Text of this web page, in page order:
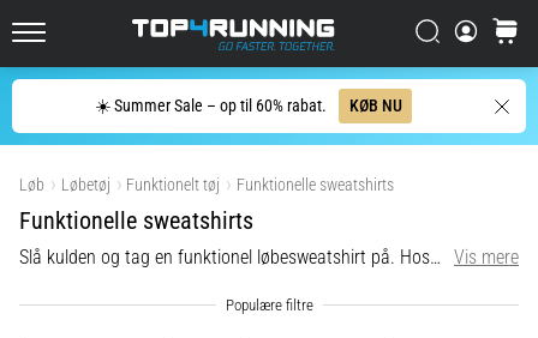
☀️ Summer Sale – op til 60% rabat. KØB NU
Søgkurv
mindst
gang
livet,
om
man
amatør
Løb Løbetøj Funktionelt tøj Funktionelle sweatshirts
Funktionelle sweatshirts
Slå kulden og tag en funktionel løbesweatshirt på. Hos Top4Running finder du sweatshirts fra kendte sportsmærker som Nike, adidas, PUMA og mange flere. Vis mere
Filtr
Produkt type
Detaljeret produkttype